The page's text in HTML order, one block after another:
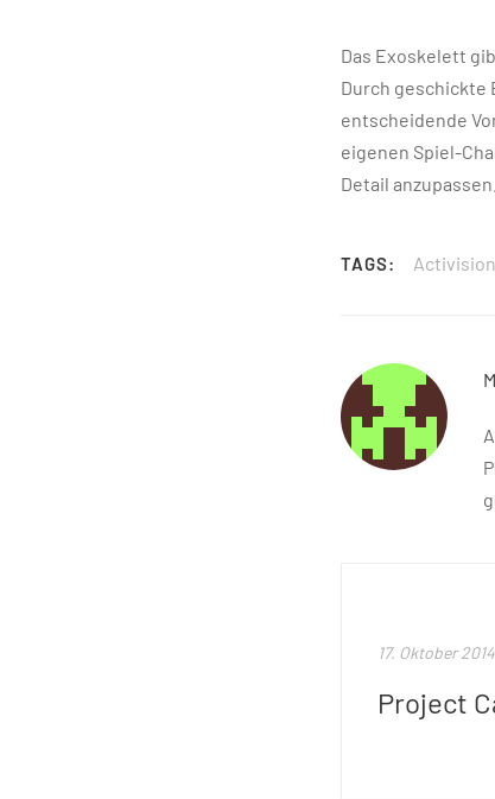
Das Exoskelett
Durch geschickte
entscheidende
eigenen Spiel-
Detail anzupassen.
TAGS: Activision
17. Oktober 2014